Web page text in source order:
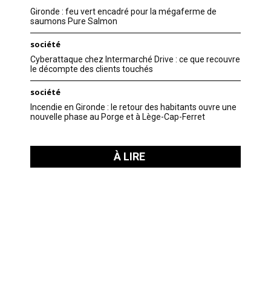
Gironde : feu vert encadré pour la mégaferme de
saumons Pure Salmon
société
Cyberattaque chez Intermarché Drive : ce que recouvre
le décompte des clients touchés
société
Incendie en Gironde : le retour des habitants ouvre une
nouvelle phase au Porge et à Lège-Cap-Ferret
À LIRE